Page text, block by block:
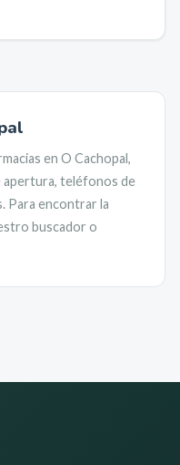
en O Cachopal,
apertura, teléfonos de
Para encontrar la
buscador o